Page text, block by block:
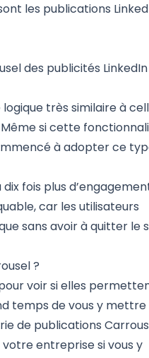
les publications
des publicités LinkedIn
logique très similaire à
si cette
à adopter ce
fois plus
car les utilisateurs
sans avoir à quitter le
?
voir si elles
temps de vous y mettre
de publications
entreprise si vous y